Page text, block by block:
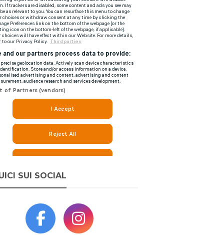
SUI SOCIAL